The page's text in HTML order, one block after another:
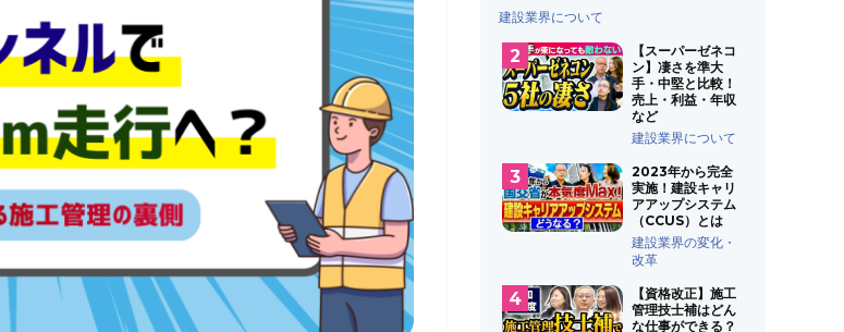
建設業界について
【スーパーゼネコ
ン】凄さを準大
手・中堅と比較！
売上・利益・年収
など
建設業界について
2023年から完全
実施！建設キャリ
アアップシステム
（CCUS）とは
建設業界の変化・
改革
【資格改正】施工
管理技士補はどん
な仕事ができる？